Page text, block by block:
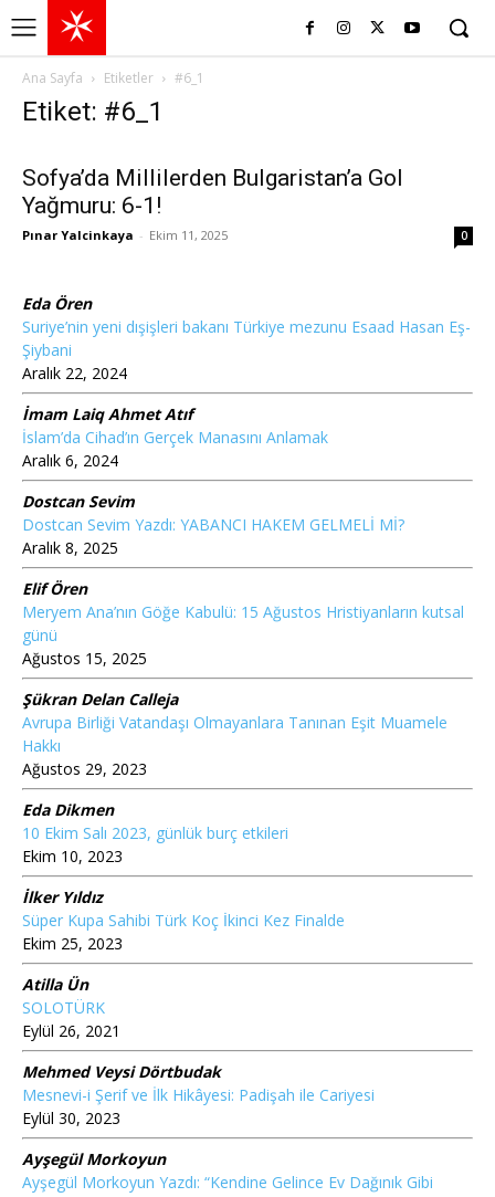
Ana Sayfa Etiketler #6_1
Etiket: #6_1
Sofya’da Millilerden Bulgaristan’a Gol
Yağmuru: 6-1!
Pınar Yalcinkaya - Ekim 11, 2025 0
Eda Ören
Suriye’nin yeni dışişleri bakanı Türkiye mezunu Esaad Hasan Eş-
Şiybani
Aralık 22, 2024
İmam Laiq Ahmet Atıf
İslam’da Cihad’ın Gerçek Manasını Anlamak
Aralık 6, 2024
Dostcan Sevim
Dostcan Sevim Yazdı: YABANCI HAKEM GELMELİ Mİ?
Aralık 8, 2025
Elif Ören
Meryem Ana’nın Göğe Kabulü: 15 Ağustos Hristiyanların kutsal
günü
Ağustos 15, 2025
Şükran Delan Calleja
Avrupa Birliği Vatandaşı Olmayanlara Tanınan Eşit Muamele
Hakkı
Ağustos 29, 2023
Eda Dikmen
10 Ekim Salı 2023, günlük burç etkileri
Ekim 10, 2023
İlker Yıldız
Süper Kupa Sahibi Türk Koç İkinci Kez Finalde
Ekim 25, 2023
Atilla Ün
SOLOTÜRK
Eylül 26, 2021
Mehmed Veysi Dörtbudak
Mesnevi-i Şerif ve İlk Hikâyesi: Padişah ile Cariyesi
Eylül 30, 2023
Ayşegül Morkoyun
Ayşegül Morkoyun Yazdı: “Kendine Gelince Ev Dağınık Gibi